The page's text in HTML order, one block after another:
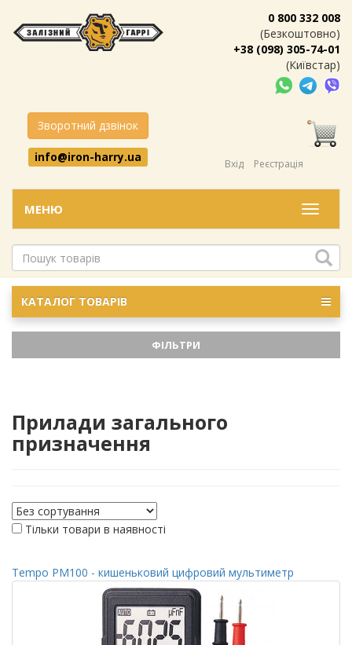
0 800 332 008
(Безкоштовно)
+38 (098) 305-74-01
(Київстар)
Зворотний дзвінок
info@iron-harry.ua
Вхід Реєстрація
Меню
МЕНЮ
КАТАЛОГ ТОВАРІВ
ФІЛЬТРИ
Прилади загального
призначення
Тільки товари в наявності
Tempo PM100 - кишеньковий цифровий мультиметр